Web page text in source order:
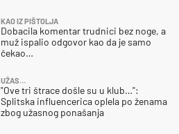
KAO IZ PIŠTOLJA
Dobacila komentar trudnici bez noge, a
muž ispalio odgovor kao da je samo
čekao…
UŽAS…
"Ove tri štrace došle su u klub…":
Splitska influencerica oplela po ženama
zbog užasnog ponašanja